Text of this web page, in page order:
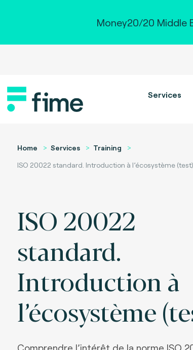
Money20/20 Middle
Services
Home Services
Training
ISO 20022 standard. Introduction à l’écosystème (test)
ISO 20022
standard.
Introduction à
l’écosystème